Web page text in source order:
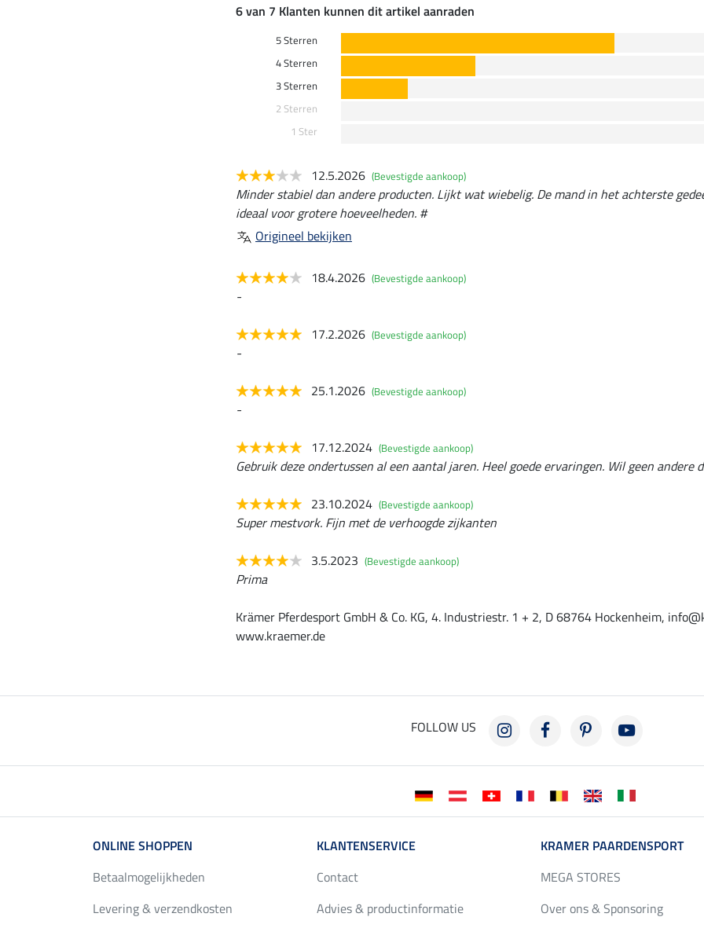
6 van 7 Klanten kunnen dit artikel aanraden
5 Sterren
4 Sterren
3 Sterren
2 Sterren
1 Ster
12.5.2026 (Bevestigde aankoop)
Minder stabiel dan andere producten. Lijkt wat wiebelig. De mand in het achterste
ideaal voor grotere hoeveelheden. #
Origineel bekijken
18.4.2026 (Bevestigde aankoop)
-
17.2.2026 (Bevestigde aankoop)
-
25.1.2026 (Bevestigde aankoop)
-
17.12.2024 (Bevestigde aankoop)
Gebruik deze ondertussen al een aantal jaren. Heel goede ervaringen. Wil geen andere
23.10.2024 (Bevestigde aankoop)
Super mestvork. Fijn met de verhoogde zijkanten
3.5.2023 (Bevestigde aankoop)
Prima
Krämer Pferdesport GmbH & Co. KG, 4. Industriestr. 1 + 2, D 68764 Hockenheim,
www.kraemer.de
FOLLOW US
ONLINE SHOPPEN
Betaalmogelijkheden
Levering & verzendkosten
KLANTENSERVICE
Contact
Advies & productinformatie
KRAMER PAARDENSPORT
MEGA STORES
Over ons & Sponsoring